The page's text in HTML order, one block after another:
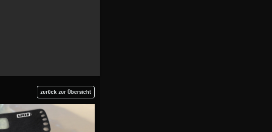
zurück zur Übersicht